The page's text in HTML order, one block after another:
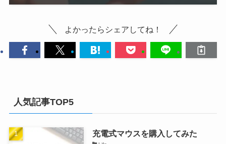
よかったらシェアしてね！
人気記事TOP5
充電式マウスを購入してみた